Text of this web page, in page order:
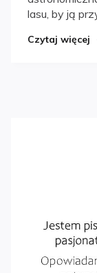
lasu, by ją
Czytaj więcej